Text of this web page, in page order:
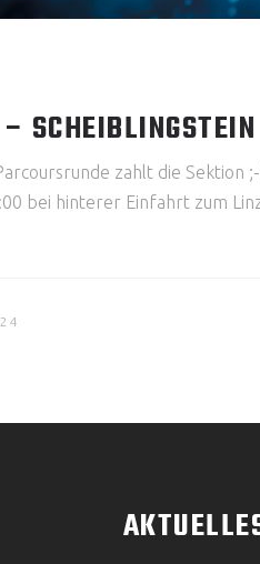
SCHEIBLINGSTEIN
zahlt die Sektion
bei hinterer Einfahrt zum